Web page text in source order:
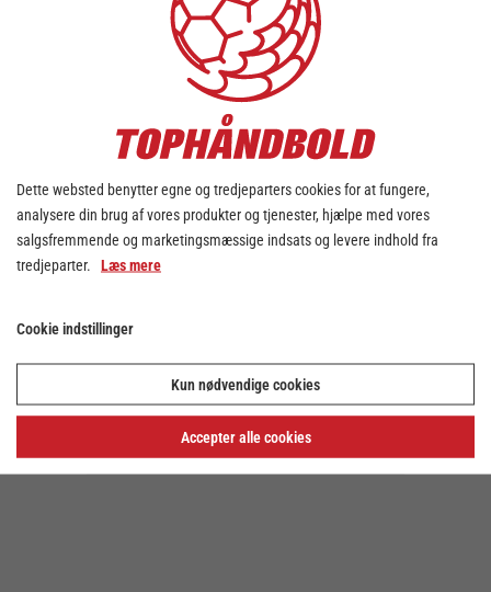
søndag (bag målet nedre) til halv pris til
Tilbuddet er efter ”først til mølle princippet”
og gælder senest frem til 1/12.
Sidste år var Team Vestfyn afsted, og det var
en stor succes, som foreningen gentager i
år. Tjek videoen her.
Interesseret? Kontakt da Tophåndbold på
mailen oa@tophaandbold.dkfor at høre
nærmere eller læs mere
Elementet er blokeret
Adgangen til elementet er blevet begrænset, da
du ikke har accepteret de påkrævede cookies.
Denne foranstaltning er truffet for at overholde
Dette websted benytter egne og tredjeparters cookies for at fungere,
analysere din brug af vores produkter og tjenester, hjælpe med vores
salgsfremmende og marketingsmæssige indsats og levere indhold fra
tredjeparter. Læs mere
Cookie indstillinger
Kun nødvendige cookies
Accepter alle cookies